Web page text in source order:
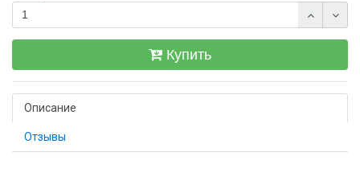
Купить
Описание
Отзывы